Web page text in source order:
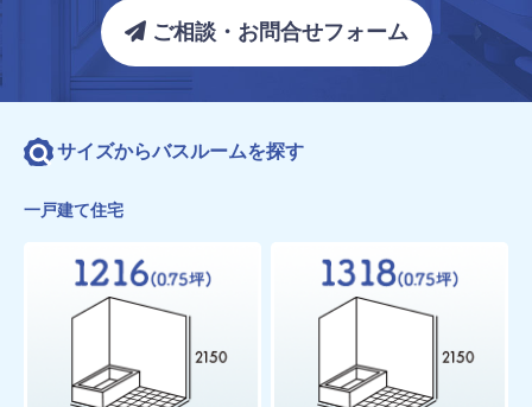
ご相談・お問合せフォーム
サイズからバスルームを探す
一戸建て住宅